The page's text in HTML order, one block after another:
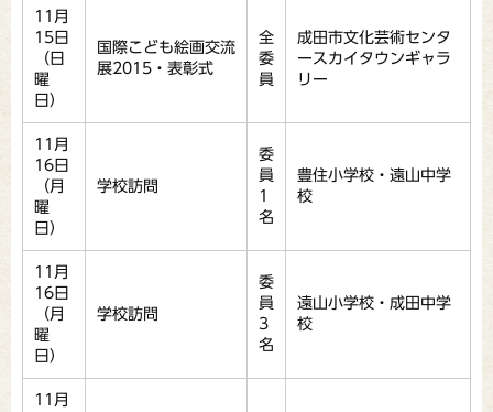
11月
15日
（日
曜
日）
国際こども絵画交流
展2015・表彰式
全
委
員
成田市文化芸術センタ
ースカイタウンギャラ
リー
11月
16日
（月
曜
日）
学校訪問
委
員
1
名
豊住小学校・遠山中学
校
11月
16日
（月
曜
日）
学校訪問
委
員
3
名
遠山小学校・成田中学
校
11月